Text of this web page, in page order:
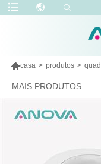
casa > produtos >
MAIS PRODUTOS